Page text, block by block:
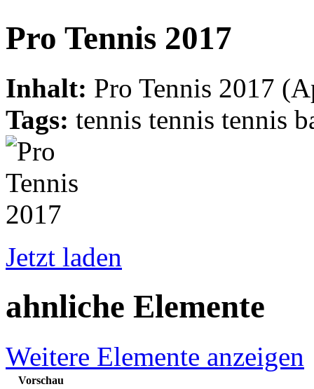
Pro Tennis 2017
Inhalt: Pro Tennis 2017
Tags: tennis tennis tennis
Jetzt laden
ahnliche Elemente
Weitere Elemente anzeigen
Vorschau